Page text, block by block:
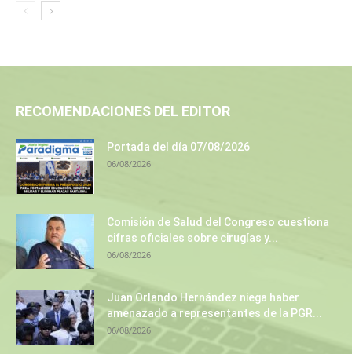
RECOMENDACIONES DEL EDITOR
Portada del día 07/08/2026
06/08/2026
Comisión de Salud del Congreso cuestiona
cifras oficiales sobre cirugías y...
06/08/2026
Juan Orlando Hernández niega haber
amenazado a representantes de la PGR...
06/08/2026